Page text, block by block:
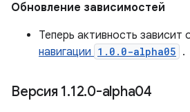
Обновление зависимостей
Теперь активность зависит
навигации 1.0.0-alpha05 .
Версия 1.12.0-alpha04